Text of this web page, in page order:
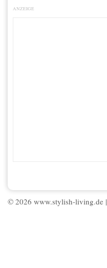
ANZEIGE
© 2026 www.stylish-living.de |